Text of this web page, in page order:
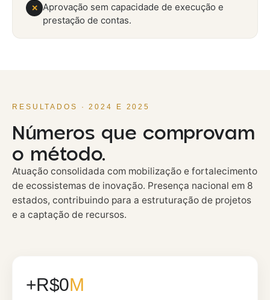
✕ Aprovação sem capacidade de execução e
prestação de contas.
RESULTADOS · 2024 E 2025
Números que comprovam
o método.
Atuação consolidada com mobilização e fortalecimento
de ecossistemas de inovação. Presença nacional em 8
estados, contribuindo para a estruturação de projetos
e a captação de recursos.
+R$0M